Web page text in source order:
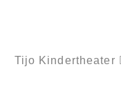
Tijo Kindertheater